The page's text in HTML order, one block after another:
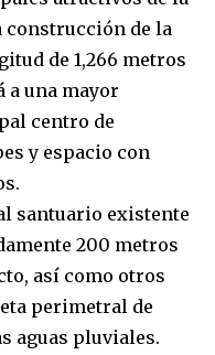
de la
de 1,266 metros
a una mayor
centro de
y espacio con
santuario existente
200 metros
así como otros
perimetral de
aguas pluviales.